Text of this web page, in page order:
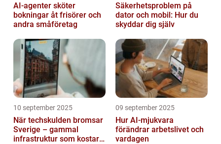
AI-agenter sköter
bokningar åt frisörer och
andra småföretag
Säkerhetsproblem på
dator och mobil: Hur du
skyddar dig själv
10 september 2025
När techskulden bromsar
Sverige – gammal
infrastruktur som kostar
09 september 2025
Hur AI-mjukvara
förändrar arbetslivet och
vardagen